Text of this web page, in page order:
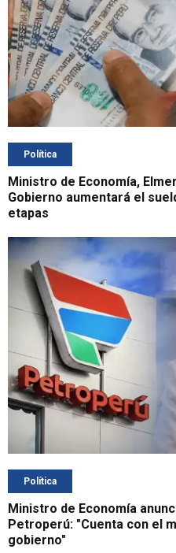
Política
Ministro de Economía,
Gobierno aumentará el
etapas
Política
Ministro de Economía
Petroperú: "Cuenta con el
gobierno"